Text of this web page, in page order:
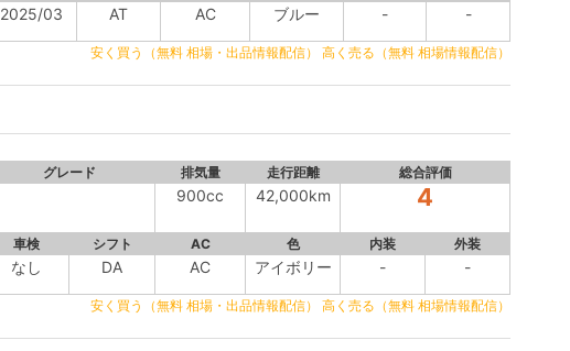
2025/03 AT AC ブルー - -
安く買う（無料 相場・出品情報配信） 高く売る（無料 相場情報配信）
グレード 排気量 走行距離 総合評価
900cc 42,000km 4
車検 シフト AC 色 内装 外装
なし DA AC アイボリー - -
安く買う（無料 相場・出品情報配信） 高く売る（無料 相場情報配信）